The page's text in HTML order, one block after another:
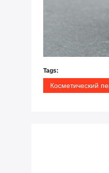
Tags:
Косметический